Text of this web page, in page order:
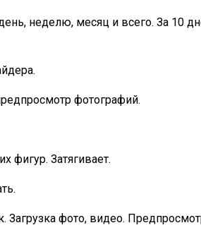
неделю, месяц и всего. За 10
фотографий.
фигур. Затягивает.
фото, видео.